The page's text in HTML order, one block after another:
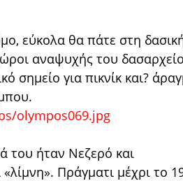
εύκολα θα πάτε στη
αναψυχής του
σημείο για πικνίκ και?
του ήταν Νεζερό και
Πράγματι μέχρι το